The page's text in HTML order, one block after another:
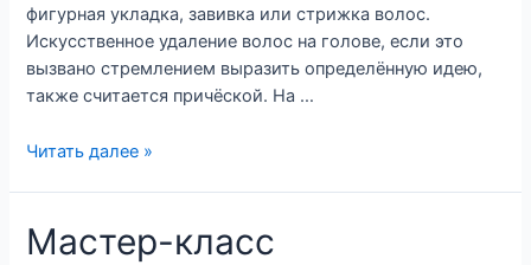
фигурная укладка, завивка или стрижка волос.
Искусственное удаление волос на голове, если это
вызвано стремлением выразить определённую идею,
также считается причёской. На …
Читать далее »
Мастер-класс